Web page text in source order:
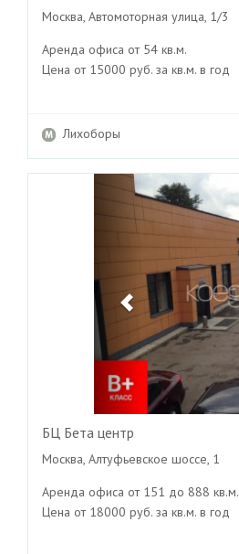
Москва, Автомоторная улица, 1/3
Аренда офиса от 54 кв.м.
Цена от 15000 руб. за кв.м. в год
Лихоборы
Previous
БЦ Бета центр
Москва, Алтуфьевское шоссе, 1
Аренда офиса от 151 до 888 кв.м.
Цена от 18000 руб. за кв.м. в год